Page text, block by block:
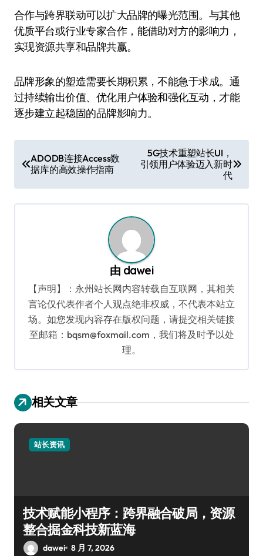
合作与跨界联动可以扩大品牌的曝光范围。与其他
优质平台或行业专家合作，能借助对方的影响力，
实现资源共享和品牌共赢。
品牌形象的塑造需要长期积累，不能急于求成。通
过持续输出价值、优化用户体验和强化互动，才能
逐步建立起稳固的品牌影响力。
章
导
航
ADODB连接Access数
据库的高效操作指南
5G技术重塑站长UI，
引领用户体验迈入新时
代
由 dawei
【声明】：永州站长网内容转载自互联网，其相关
言论仅代表作者个人观点绝非权威，不代表本站立
场。如您发现内容存在版权问题，请提交相关链接
至邮箱：bqsm@foxmail.com，我们将及时予以处
理。
相关文章
站长资讯
技术赋能小程序：跨界融合破局，资源
整合掘金科技新蓝海
dawei 8 月 7, 2026